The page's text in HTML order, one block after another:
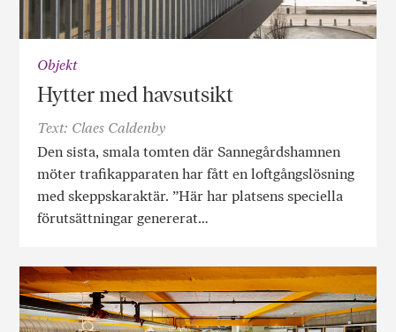
Objekt
Hytter med havsutsikt
Text: Claes Caldenby
Den sista, smala tomten där Sannegårdshamnen
möter trafikapparaten har fått en loftgångslösning
med skeppskaraktär. ”Här har platsens speciella
förutsättningar genererat…